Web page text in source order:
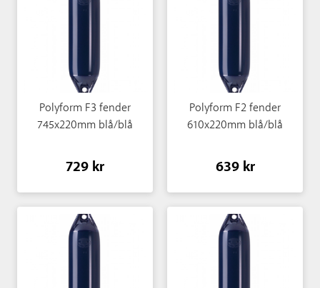
Polyform F3 fender
745x220mm blå/blå
729 kr
Polyform F2 fender
610x220mm blå/blå
639 kr